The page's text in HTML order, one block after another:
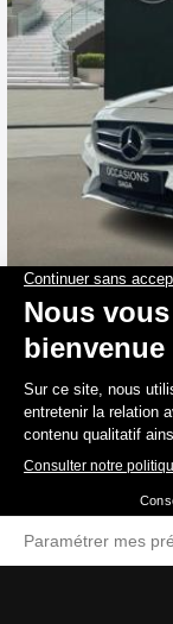
MERCEDES-
Berline AMG Pack
19 890 €